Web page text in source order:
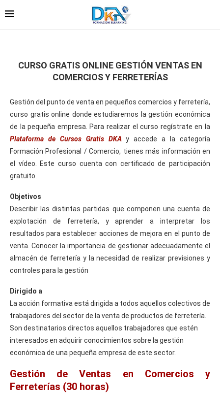
CURSO GRATIS ONLINE GESTIÓN VENTAS EN
COMERCIOS Y FERRETERÍAS
Gestión del punto de venta en pequeños comercios y ferretería,
curso gratis online donde estudiaremos la gestión económica
de la pequeña empresa. Para realizar el curso regístrate en la
Plataforma de Cursos Gratis DKAy accede a la categoría
Formación Profesional / Comercio, tienes más información en
el vídeo. Este curso cuenta con certificado de participación
gratuito.
Objetivos
Describir las distintas partidas que componen una cuenta de
explotación de ferretería, y aprender a interpretar los
resultados para establecer acciones de mejora en el punto de
venta. Conocer la importancia de gestionar adecuadamente el
almacén de ferretería y la necesidad de realizar previsiones y
controles para la gestión
Dirigido a
La acción formativa está dirigida a todos aquellos colectivos de
trabajadores del sector de la venta de productos de ferretería.
Son destinatarios directos aquellos trabajadores que estén
interesados en adquirir conocimientos sobre la gestión
económica de una pequeña empresa de este sector.
Gestión de Ventas en Comercios y
Ferreterías (30 horas)